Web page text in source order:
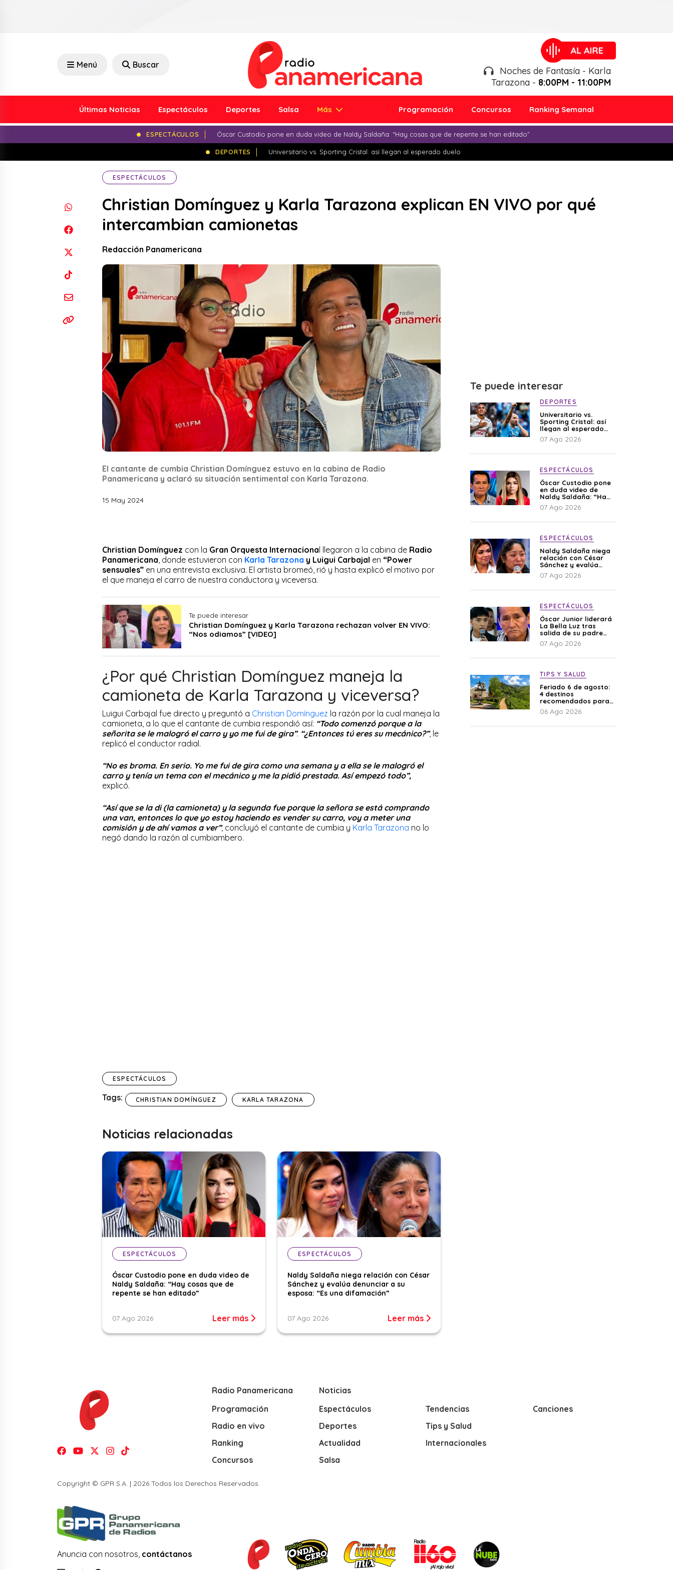
Menú Buscar
Noches de Fantasía - Karla
Tarazona - 8:00PM - 11:00PM
Últimas Noticias Espectáculos Deportes Salsa Más Programación Concursos Ranking Semanal
ESPECTÁCULOS Óscar Custodio pone en duda video de Naldy Saldaña: “Hay cosas que de repente se han editado”
DEPORTES Universitario vs. Sporting Cristal: así llegan al esperado duelo
ESPECTÁCULOS
Christian Domínguez y Karla Tarazona explican EN VIVO por qué
intercambian camionetas
Redacción Panamericana
El cantante de cumbia Christian Domínguez estuvo en la cabina de Radio
Panamericana y aclaró su situación sentimental con Karla Tarazona.
15 May 2024
Christian Domínguez con la Gran Orquesta Internacional llegaron a la cabina de Radio
Panamericana , donde estuvieron con Karla Tarazona y Luigui Carbajal en “Power
sensuales” en una entrevista exclusiva. El artista bromeó, rió y hasta explicó el motivo por
el que maneja el carro de nuestra conductora y viceversa.
Te puede interesar
Christian Domínguez y Karla Tarazona rechazan volver EN VIVO:
“Nos odiamos” [VIDEO]
¿Por qué Christian Domínguez maneja la
camioneta de Karla Tarazona y viceversa?
Luigui Carbajal fue directo y preguntó a Christian Domínguez la razón por la cual maneja la
camioneta, a lo que el cantante de cumbia respondió así: “Todo comenzó porque a la
señorita se le malogró el carro y yo me fui de gira”. “¿Entonces tú eres su mecánico?”, le
replicó el conductor radial.
“No es broma. En serio. Yo me fui de gira como una semana y a ella se le malogró el
carro y tenía un tema con el mecánico y me la pidió prestada. Así empezó todo”,
explicó.
“Así que se la di (la camioneta) y la segunda fue porque la señora se está comprando
una van, entonces lo que yo estoy haciendo es vender su carro, voy a meter una
comisión y de ahí vamos a ver”, concluyó el cantante de cumbia y Karla Tarazona no lo
negó dando la razón al cumbiambero.
ESPECTÁCULOS
Tags: CHRISTIAN DOMÍNGUEZ KARLA TARAZONA
Noticias relacionadas
ESPECTÁCULOS
Óscar Custodio pone en duda video de
Naldy Saldaña: “Hay cosas que de
repente se han editado”
07 Ago 2026 Leer más
ESPECTÁCULOS
Naldy Saldaña niega relación con César
Sánchez y evalúa denunciar a su
esposa: “Es una difamación”
07 Ago 2026 Leer más
Te puede interesar
DEPORTES
Universitario vs.
Sporting Cristal: así
llegan al esperado
duelo
07 Ago 2026
ESPECTÁCULOS
Óscar Custodio pone
en duda video de
Naldy Saldaña: “Hay
cosas que de repente
se han editado”
07 Ago 2026
ESPECTÁCULOS
Naldy Saldaña niega
relación con César
Sánchez y evalúa
denunciar a su
esposa: “Es una
07 Ago 2026
ESPECTÁCULOS
Óscar Junior liderará
La Bella Luz tras
salida de su padre
por polémica con
Naldy Saldaña
07 Ago 2026
TIPS Y SALUD
Feriado 6 de agosto:
4 destinos
recomendados para
disfrutar el descanso
06 Ago 2026
Radio Panamericana
Programación
Radio en vivo
Ranking
Concursos
Noticias
Espectáculos
Deportes
Actualidad
Salsa
Tendencias
Tips y Salud
Internacionales
Canciones
Copyright © GPR S.A. | 2026 Todos los Derechos Reservados.
Anuncia con nosotros, contáctanos